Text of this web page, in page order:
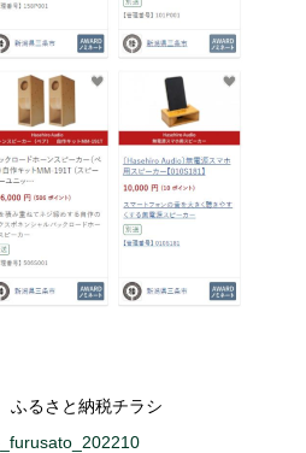
るさと納税チラシ